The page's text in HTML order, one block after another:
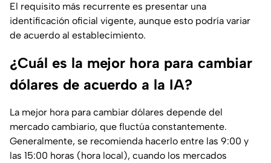
El requisito más recurrente es presentar una
identificación oficial vigente, aunque esto podría variar
de acuerdo al establecimiento.
¿Cuál es la mejor hora para cambiar
dólares de acuerdo a la IA?
La mejor hora para cambiar dólares depende del
mercado cambiario, que fluctúa constantemente.
Generalmente, se recomienda hacerlo entre las 9:00 y
las 15:00 horas (hora local), cuando los mercados